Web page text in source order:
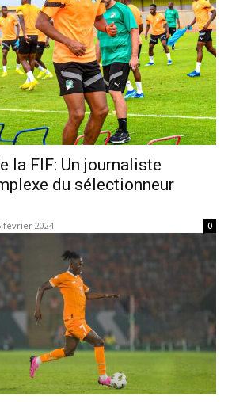
la FIF: Un journaliste
du sélectionneur
février 2024 0